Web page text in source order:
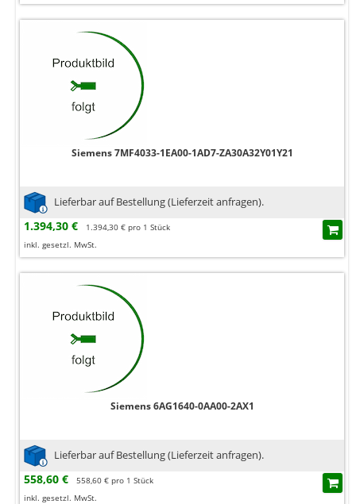
Siemens 7MF4033-1EA00-1AD7-ZA30A32Y01Y21
Lieferbar auf Bestellung (Lieferzeit anfragen).
1.394,30 €
1.394,30 € pro 1 Stück
inkl. gesetzl. MwSt.
Siemens 6AG1640-0AA00-2AX1
Lieferbar auf Bestellung (Lieferzeit anfragen).
558,60 €
558,60 € pro 1 Stück
inkl. gesetzl. MwSt.